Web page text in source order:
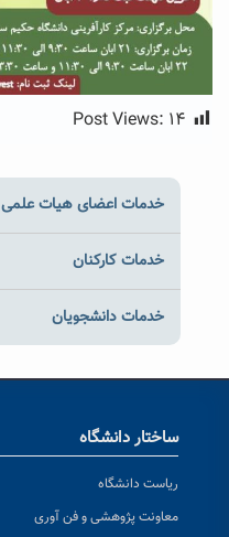
Post Views: ۱۴
خدمات اعضای هیات علمی
خدمات کارکنان
خدمات دانشجویان
ساختار دانشگاه
ریاست دانشگاه
معاونت پژوهشی و فن آوری